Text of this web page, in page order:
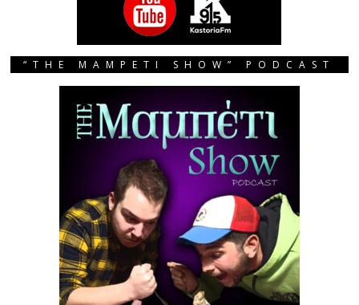
“THE MAMPETI SHOW” PODCAST